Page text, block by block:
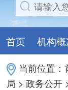
首页 机构
当前位置：
局 >政务公开